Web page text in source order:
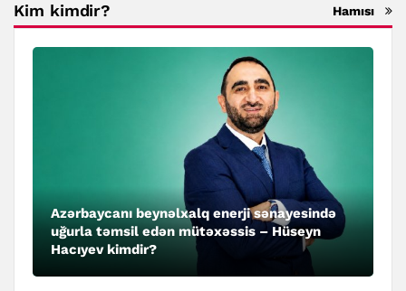
Kim kimdir? Hamısı
Azərbaycanı beynəlxalq enerji sənayesində
uğurla təmsil edən mütəxəssis – Hüseyn
Hacıyev kimdir?